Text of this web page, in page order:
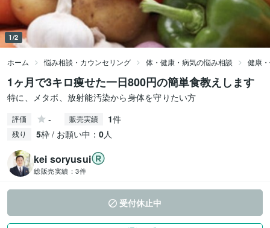
1/2
ホーム 悩み相談・カウンセリング 体・健康・病気の悩み相談 健康
1ヶ月で3キロ痩せた一日800円の簡単食教えします
特に、メタボ、放射能汚染から身体を守りたい方
評価 - 販売実績 1件
残り 5枠 / お願い中： 0人
kei soryusui
総販売実績： 3件
受付休止中